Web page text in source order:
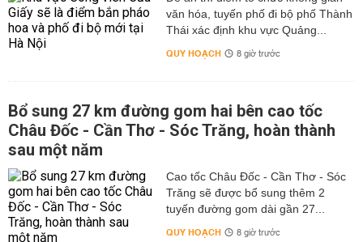
văn hóa, tuyến phố đi bộ phố Thành
Thái xác định khu vực Quảng...
QUY HOẠCH 8 giờ trước
Bổ sung 27 km đường gom hai bên cao tốc
Châu Đốc - Cần Thơ - Sóc Trăng, hoàn thành
sau một năm
Cao tốc Châu Đốc - Cần Thơ - Sóc
Trăng sẽ được bổ sung thêm 2
tuyến đường gom dài gần 27...
QUY HOẠCH 8 giờ trước